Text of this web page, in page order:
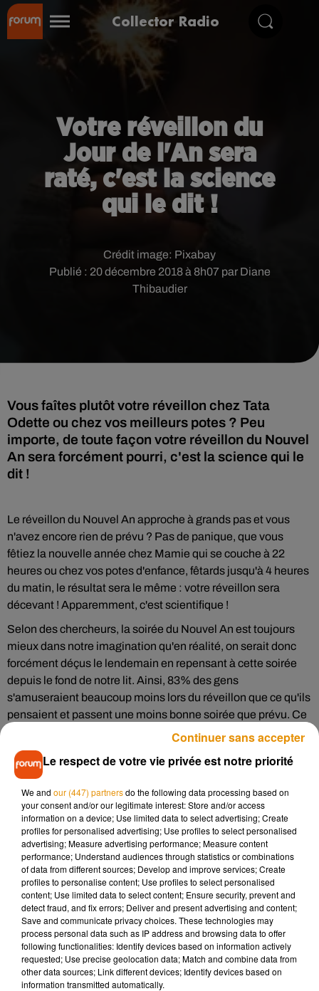
Collector Radio
Votre réveillon du
Jour de l'An sera
raté, c'est la science
qui le dit !
Publié : 20 décembre 2018 à 8h07 par Diane
Thibaudier
Crédit image: Pixabay
Vous faîtes plutôt votre réveillon chez Tata
Odette ou chez vos meilleurs potes ? Peu
importe, de toute façon votre réveillon du Nouvel
An sera forcément pourri, c'est la science qui le
dit !
Le réveillon du Nouvel An approche à grands pas et vous
n'avez encore rien de prévu ? Pas de panique, que vous
fêtiez la nouvelle année chez Mamie qui se couche à 22
heures ou chez vos potes d'enfance, fêtards jusqu'à 4 heures
du matin, le résultat sera le même : votre réveillon sera
décevant ! Apparemment, c'est scientifique !
Selon des chercheurs, la soirée du Nouvel An est toujours
mieux dans notre imagination qu'en réalité, on serait donc
forcément déçus le lendemain en repensant à cette soirée
depuis le fond de notre lit. Ainsi, 83% des gens
s'amuseraient beaucoup moins lors du réveillon que ce qu'ils
pensaient et passent une moins bonne soirée que prévu. Ce
sont donc potentiellement 8 invités sur 10 qui n'ont pas
apprécié leur Nouvel An.
Haro sur les paillettes !
Attention également à votre tenue ! A vouloir trop en faire,
vous ne comprenez pas que les autres ne fassent pas de
même et cela augmente votre déception. Allez-y donc mollo
sur les paillettes, vous n'en serez que plus satisfaits ! Enfin,
dernier élément qui fait chuter la cote de notre réveillon du
Nouvel An : son prix ! Entre la tenue, la coiffure, le repas ou
encore la soirée en boîte pour fêter cette nouvelle année
dignement, on a surtout très mal au portefeuille le
lendemain. Pour être moins déçus, privilégiez une soirée
entre potes en pyjama...et à la maison !
Le respect de votre vie privée est notre priorité
We and our (447) partnersdo the following data processing based on
your consent and/or our legitimate interest: Store and/or access
information on a device; Use limited data to select advertising; Create
profiles for personalised advertising; Use profiles to select personalised
advertising; Measure advertising performance; Measure content
performance; Understand audiences through statistics or combinations
of data from different sources; Develop and improve services; Create
profiles to personalise content; Use profiles to select personalised
content; Use limited data to select content; Ensure security, prevent and
detect fraud, and fix errors; Deliver and present advertising and content;
Save and communicate privacy choices. These technologies may
process personal data such as IP address and browsing data to offer
following functionalities: Identify devices based on information actively
requested; Use precise geolocation data; Match and combine data from
other data sources; Link different devices; Identify devices based on
information transmitted automatically.
Continuer sans accepter